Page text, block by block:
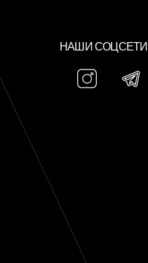
НАШИ СОЦСЕТИ